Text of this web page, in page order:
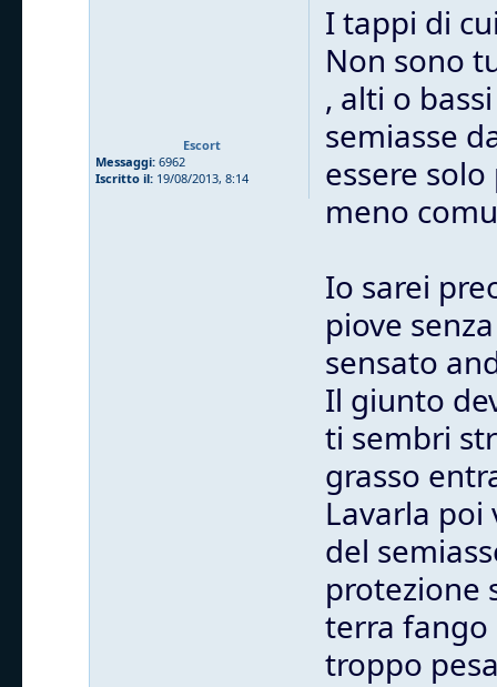
Escort
Messaggi: 6962
Iscritto il: 19/08/2013, 8:14
I tappi di
Non sono
, alti o
semiasse
essere
meno
Io sarei
piove
sensato
Il giunto
ti sembri
grasso
Lavarla
del
protezione
terra
troppo